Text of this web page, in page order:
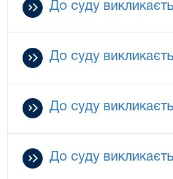
До суду
До суду
До суду
До суду